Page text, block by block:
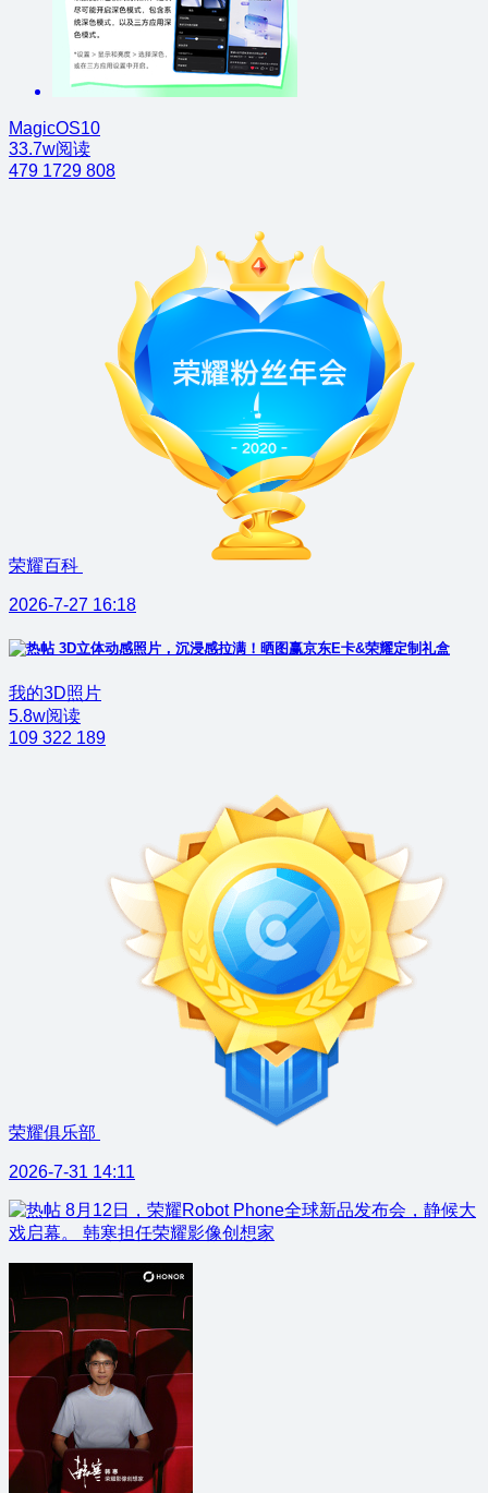
MagicOS10
33.7w阅读
479 1729 808
荣耀百科
2026-7-27 16:18
3D立体动感照片，沉浸感拉满！晒图赢京东E卡&荣耀定制礼盒
我的3D照片
5.8w阅读
109 322 189
荣耀俱乐部
2026-7-31 14:11
8月12日，荣耀Robot Phone全球新品发布会，静候大
戏启幕。 韩寒担任荣耀影像创想家